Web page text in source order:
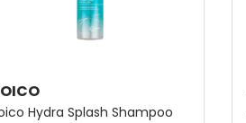
Hydra Splash Shampoo